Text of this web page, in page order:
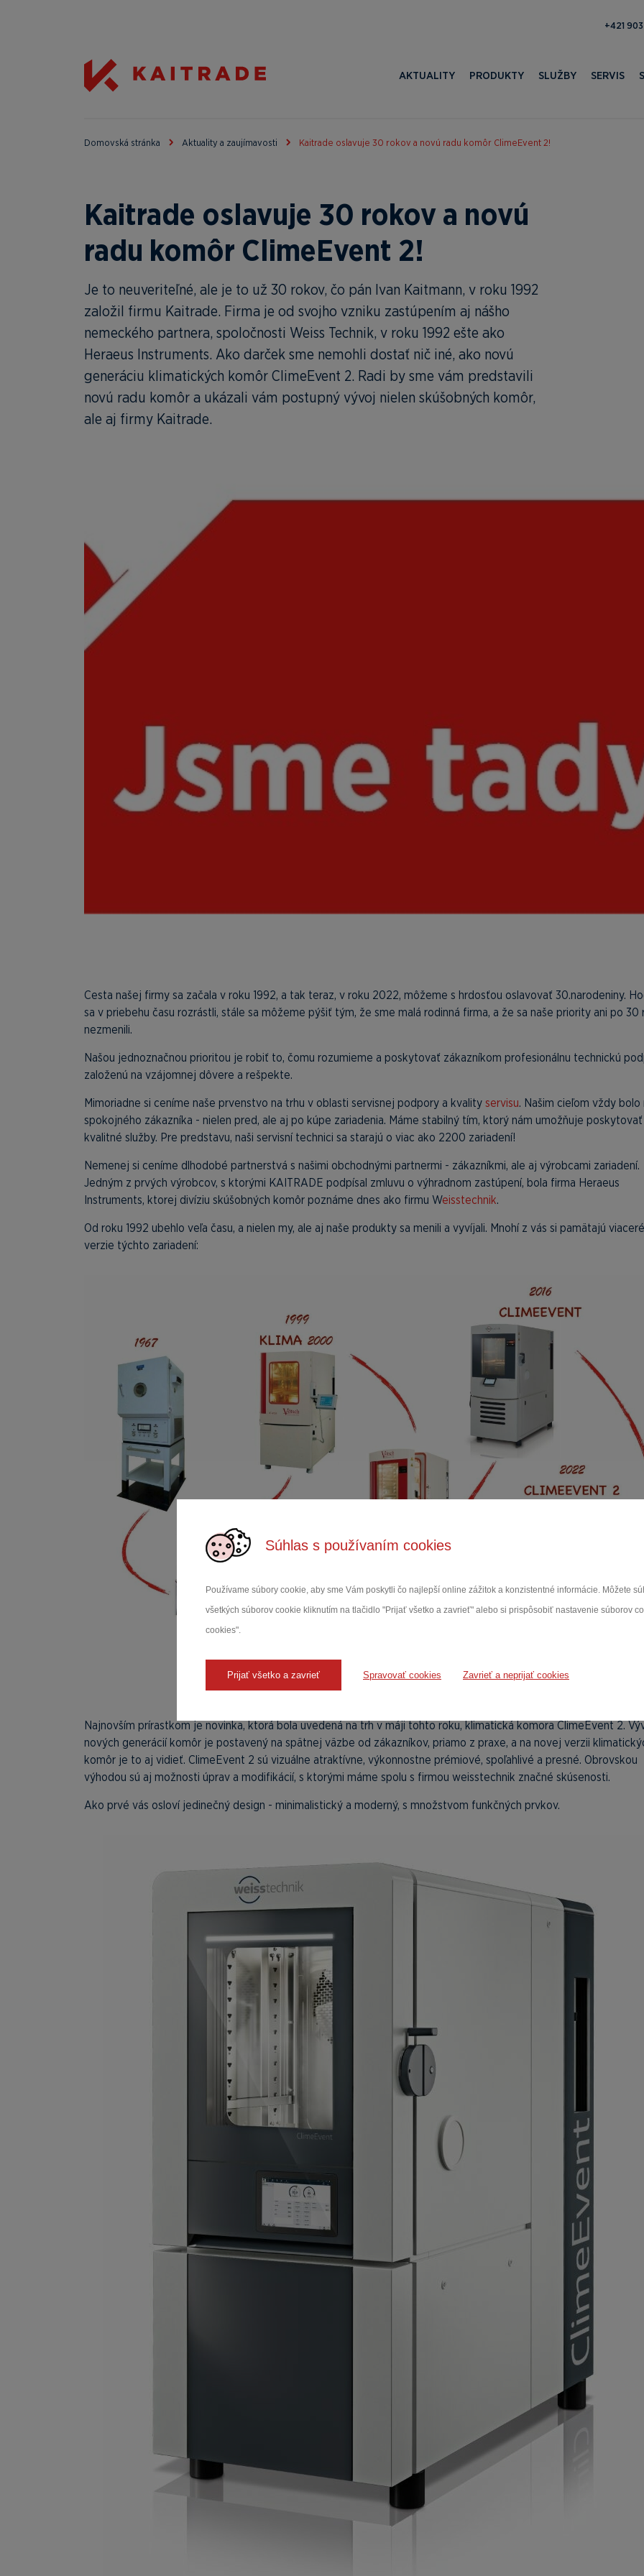
Súhlas s používaním cookies
Používame súbory cookie, aby sme Vám poskytli čo najlepší online zážitok a konzistentné informácie. Môžete
všetkých súborov cookie kliknutím na tlačidlo "Prijať všetko a zavrieť" alebo si prispôsobiť nastavenie súborov
cookies".
Prijať všetko a zavrieť Spravovať cookies Zavrieť a neprijať cookies
371 052
AKTUALITY PRODUKTY SLUŽBY SERVIS
Domovská stránka Aktuality a zaujímavosti Kaitrade oslavuje 30 rokov a novú radu komôr ClimeEvent 2!
Kaitrade oslavuje 30 rokov a novú
radu komôr ClimeEvent 2!
Je to neuveriteľné, ale je to už 30 rokov, čo pán Ivan Kaitmann, v roku 1992
založil firmu Kaitrade. Firma je od svojho vzniku zastúpením aj nášho
nemeckého partnera, spoločnosti Weiss Technik, v roku 1992 ešte ako
Heraeus Instruments. Ako darček sme nemohli dostať nič iné, ako novú
generáciu klimatických komôr ClimeEvent 2. Radi by sme vám predstavili
novú radu komôr a ukázali vám postupný vývoj nielen skúšobných komôr,
ale aj firmy Kaitrade.
Cesta našej firmy sa začala v roku 1992, a tak teraz, v roku 2022, môžeme s hrdosťou oslavovať 30.narodeniny.
sa v priebehu času rozrástli, stále sa môžeme pýšiť tým, že sme malá rodinná firma, a že sa naše priority ani po 30
nezmenili.
Našou jednoznačnou prioritou je robiť to, čomu rozumieme a poskytovať zákazníkom profesionálnu technickú
založenú na vzájomnej dôvere a rešpekte.
Mimoriadne si ceníme naše prvenstvo na trhu v oblasti servisnej podpory a kvality servisu. Našim cieľom vždy bolo
spokojného zákazníka - nielen pred, ale aj po kúpe zariadenia. Máme stabilný tím, ktorý nám umožňuje poskytovať
kvalitné služby. Pre predstavu, naši servisní technici sa starajú o viac ako 2200 zariadení!
Nemenej si ceníme dlhodobé partnerstvá s našimi obchodnými partnermi - zákazníkmi, ale aj výrobcami zariadení.
Jedným z prvých výrobcov, s ktorými KAITRADE podpísal zmluvu o výhradnom zastúpení, bola firma Heraeus
Instruments, ktorej divíziu skúšobných komôr poznáme dnes ako firmu Weisstechnik.
Od roku 1992 ubehlo veľa času, a nielen my, ale aj naše produkty sa menili a vyvíjali. Mnohí z vás si pamätajú viaceré
verzie týchto zariadení:
Najnovším prírastkom je novinka, ktorá bola uvedená na trh v máji tohto roku, klimatická komora ClimeEvent 2.
nových generácií komôr je postavený na spätnej väzbe od zákazníkov, priamo z praxe, a na novej verzii
komôr je to aj vidieť. ClimeEvent 2 sú vizuálne atraktívne, výkonnostne prémiové, spoľahlivé a presné. Obrovskou
výhodou sú aj možnosti úprav a modifikácií, s ktorými máme spolu s firmou weisstechnik značné skúsenosti.
Ako prvé vás osloví jedinečný design - minimalistický a moderný, s množstvom funkčných prvkov.